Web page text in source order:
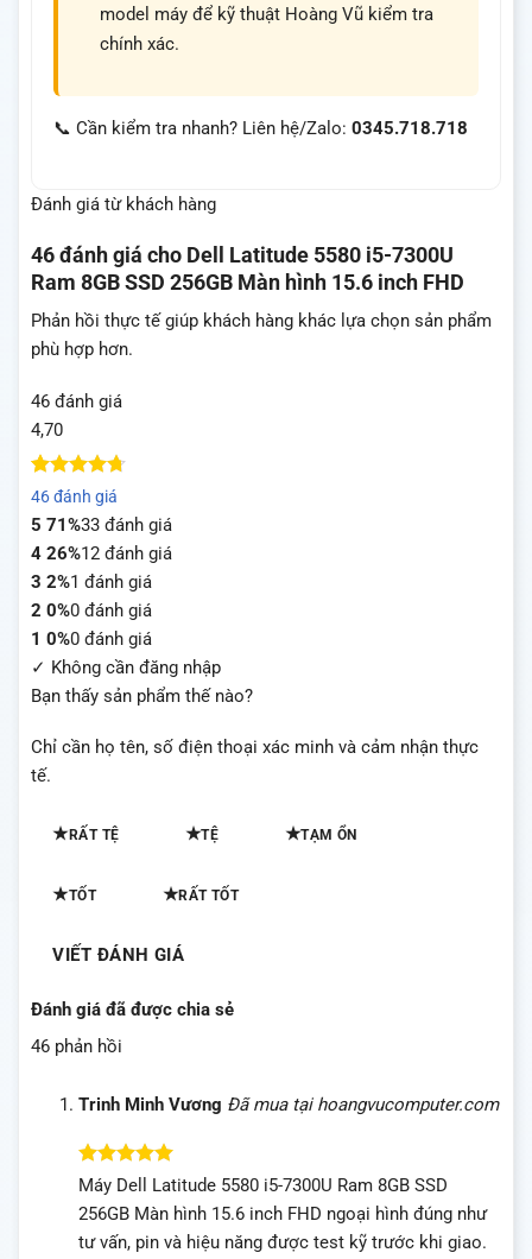
model máy để kỹ thuật Hoàng Vũ kiểm tra
chính xác.
📞 Cần kiểm tra nhanh? Liên hệ/Zalo: 0345.718.718
Đánh giá từ khách hàng
46 đánh giá cho Dell Latitude 5580 i5-7300U
Ram 8GB SSD 256GB Màn hình 15.6 inch FHD
Phản hồi thực tế giúp khách hàng khác lựa chọn sản phẩm
phù hợp hơn.
46 đánh giá
4,70
4.7trên 5
dựa trên
46
đánh giá
46 đánh giá
5 71%33 đánh giá
4 26%12 đánh giá
3 2%1 đánh giá
2 0%0 đánh giá
1 0%0 đánh giá
✓ Không cần đăng nhập
Bạn thấy sản phẩm thế nào?
Chỉ cần họ tên, số điện thoại xác minh và cảm nhận thực
tế.
★RẤT TỆ ★TỆ ★TẠM ỔN
★TỐT ★RẤT TỐT
VIẾT ĐÁNH GIÁ
Đánh giá đã được chia sẻ
46 phản hồi
Trinh Minh Vương Đã mua tại hoangvucomputer.com
Được xếp
hạng
sao
Máy Dell Latitude 5580 i5-7300U Ram 8GB SSD
256GB Màn hình 15.6 inch FHD ngoại hình đúng như
tư vấn, pin và hiệu năng được test kỹ trước khi giao.